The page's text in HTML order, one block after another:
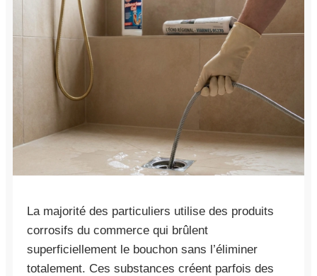
La majorité des particuliers utilise des produits
corrosifs du commerce qui brûlent
superficiellement le bouchon sans l’éliminer
totalement. Ces substances créent parfois des